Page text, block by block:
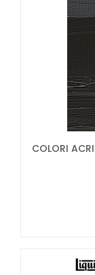
COLORI